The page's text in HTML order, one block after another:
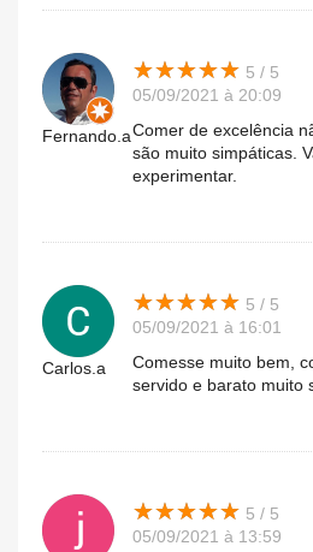
Fernando.a
★★★★★
★★★★★ 5 / 5
05/09/2021 à 20:09
Comer de excelência
são muito simpáticas.
experimentar.
Carlos.a
★★★★★
★★★★★ 5 / 5
05/09/2021 à 16:01
Comesse muito bem,
servido e barato muito
★★★★★
★★★★★ 5 / 5
05/09/2021 à 13:59